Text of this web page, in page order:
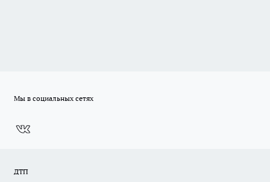
Мы в социальных сетях
ДТП